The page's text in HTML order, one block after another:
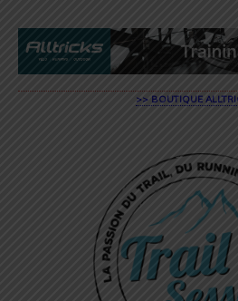
>> BOUTIQUE